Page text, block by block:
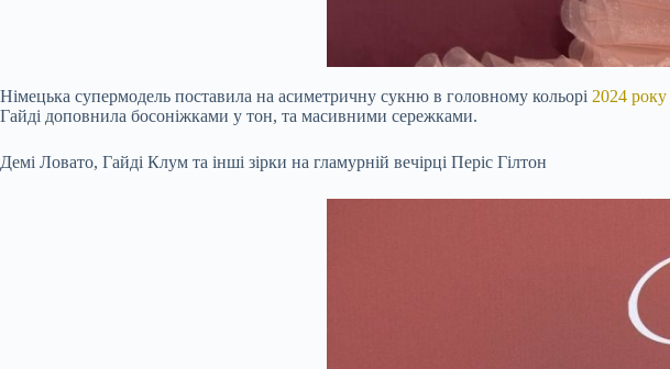
Німецька супермодель поставила на асиметричну сукню в головному кольорі 2024 року
Гайді доповнила босоніжками у тон, та масивними сережками.
Демі Ловато, Гайді Клум та інші зірки на гламурній вечірці Періс Гілтон